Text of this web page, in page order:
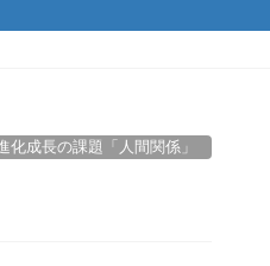
化成長の課題「人間関係」